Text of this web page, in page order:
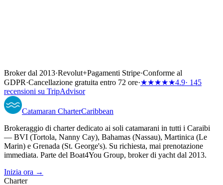
Broker dal 2013·Revolut+Pagamenti Stripe·Conforme al
GDPR·Cancellazione gratuita entro 72 ore·★★★★★4.9· 145
recensioni su TripAdvisor
Catamaran CharterCaribbean
Brokeraggio di charter dedicato ai soli catamarani in tutti i Caraibi
— BVI (Tortola, Nanny Cay), Bahamas (Nassau), Martinica (Le
Marin) e Grenada (St. George's). Su richiesta, mai prenotazione
immediata. Parte del Boat4You Group, broker di yacht dal 2013.
Inizia ora →
Charter